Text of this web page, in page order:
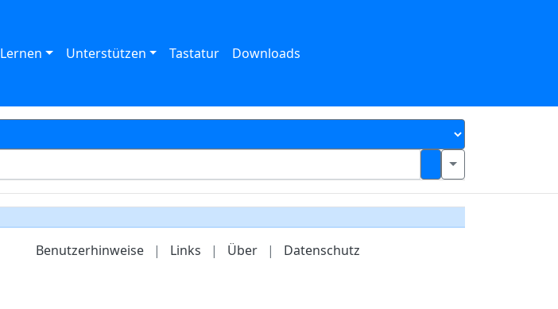
Lernen Unterstützen Tastatur Downloads
Benutzerhinweise | Links | Über | Datenschutz